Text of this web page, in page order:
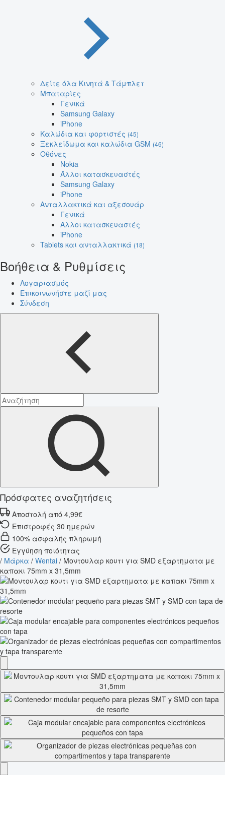
Δείτε όλα Κινητά & Τάμπλετ
Μπαταρίες
Γενικά
Samsung Galaxy
iPhone
Καλώδια και φορτιστές (45)
Ξεκλείδωμα και καλώδια GSM (46)
Οθόνες
Nokia
Άλλοι κατασκευαστές
Samsung Galaxy
iPhone
Ανταλλακτικά και αξεσουάρ
Γενικά
Άλλοι κατασκευαστές
iPhone
Tablets και ανταλλακτικά (18)
Βοήθεια & Ρυθμίσεις
Λογαριασμός
Επικοινωνήστε μαζί μας
Σύνδεση
Πρόσφατες αναζητήσεις
Αποστολή από 4,99€
Επιστροφές 30 ημερών
100% ασφαλής πληρωμή
Εγγύηση ποιότητας
/ Μάρκα / Wentai / Μοντουλαρ κουτι για SMD εξαρτηματα με
καπακι 75mm x 31,5mm